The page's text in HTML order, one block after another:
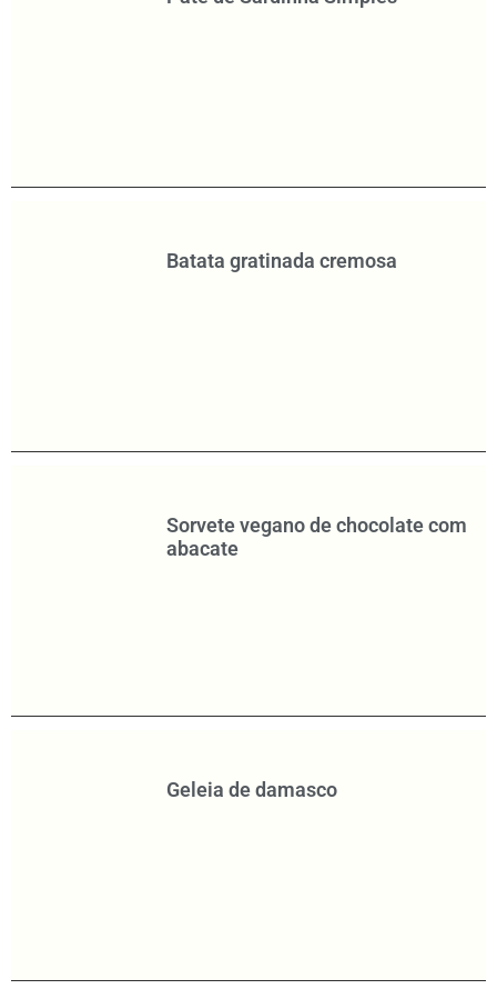
Batata gratinada cremosa
Sorvete vegano de chocolate com
abacate
Geleia de damasco